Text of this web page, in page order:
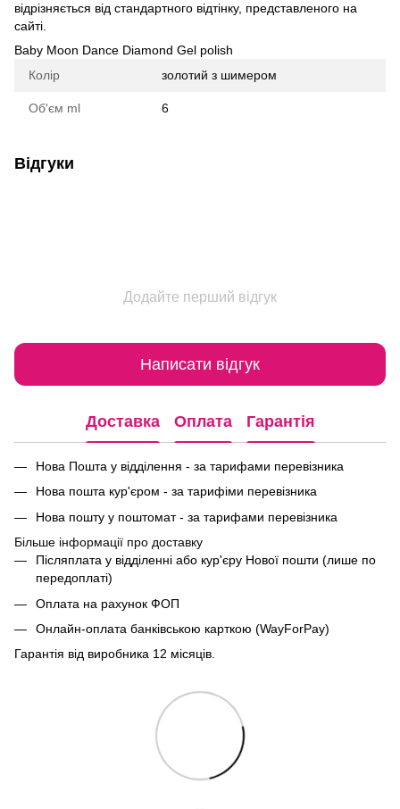
відрізняється від стандартного відтінку, представленого на
сайті.
Baby Moon Dance Diamond Gel polish
Колір
золотий з шимером
Об'єм ml 6
Відгуки
Додайте перший відгук
Написати відгук
Доставка Оплата Гарантія
Нова Пошта у відділення - за тарифами перевізника
Нова пошта кур'єром - за тарифіми перевізника
Нова пошту у поштомат - за тарифами перевізника
Більше інформації про доставку
Післяплата у відділенні або кур'єру Нової пошти (лише по
передоплаті)
Оплата на рахунок ФОП
Онлайн-оплата банківською карткою (WayForPay)
Гарантія від виробника 12 місяців.